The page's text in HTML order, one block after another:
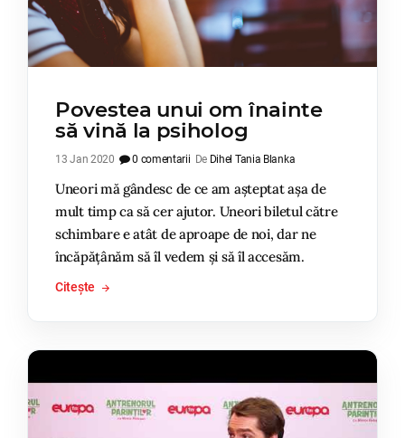
Povestea unui om înainte
să vină la psiholog
13 Jan 2020 0 comentarii De Dihel Tania Blanka
Uneori mă gândesc de ce am așteptat așa de
mult timp ca să cer ajutor. Uneori biletul către
schimbare e atât de aproape de noi, dar ne
încăpățânăm să îl vedem și să îl accesăm.
Citește